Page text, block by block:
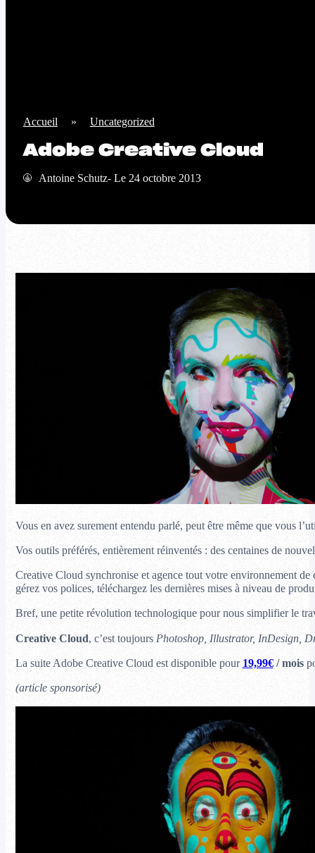
Accueil » Uncategorized
Adobe Creative Cloud
Antoine Schutz- Le 24 octobre 2013
Vous en avez surement entendu parlé, peut être même que vous
Vos outils préférés, entièrement réinventés : des centaines de
Creative Cloud synchronise et agence tout votre environnement
gérez vos polices, téléchargez les dernières mises à niveau de
Bref, une petite révolution technologique pour nous simplifier le
Creative Cloud, c’est toujoursPhotoshop, Illustrator, InDesign,
La suite Adobe Creative Cloud est disponible pour 19,99€/ mois
(article sponsorisé)